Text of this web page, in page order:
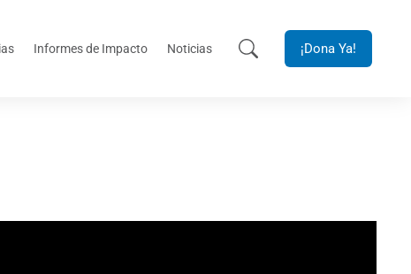
Informes de Impacto Noticias ¡Dona Ya!